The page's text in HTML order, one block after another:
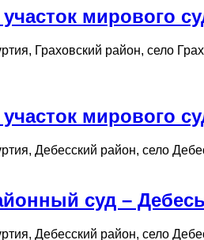
мирового
Граховский район, село
мирового
Дебесский район, село
суд –
Дебесский район, село